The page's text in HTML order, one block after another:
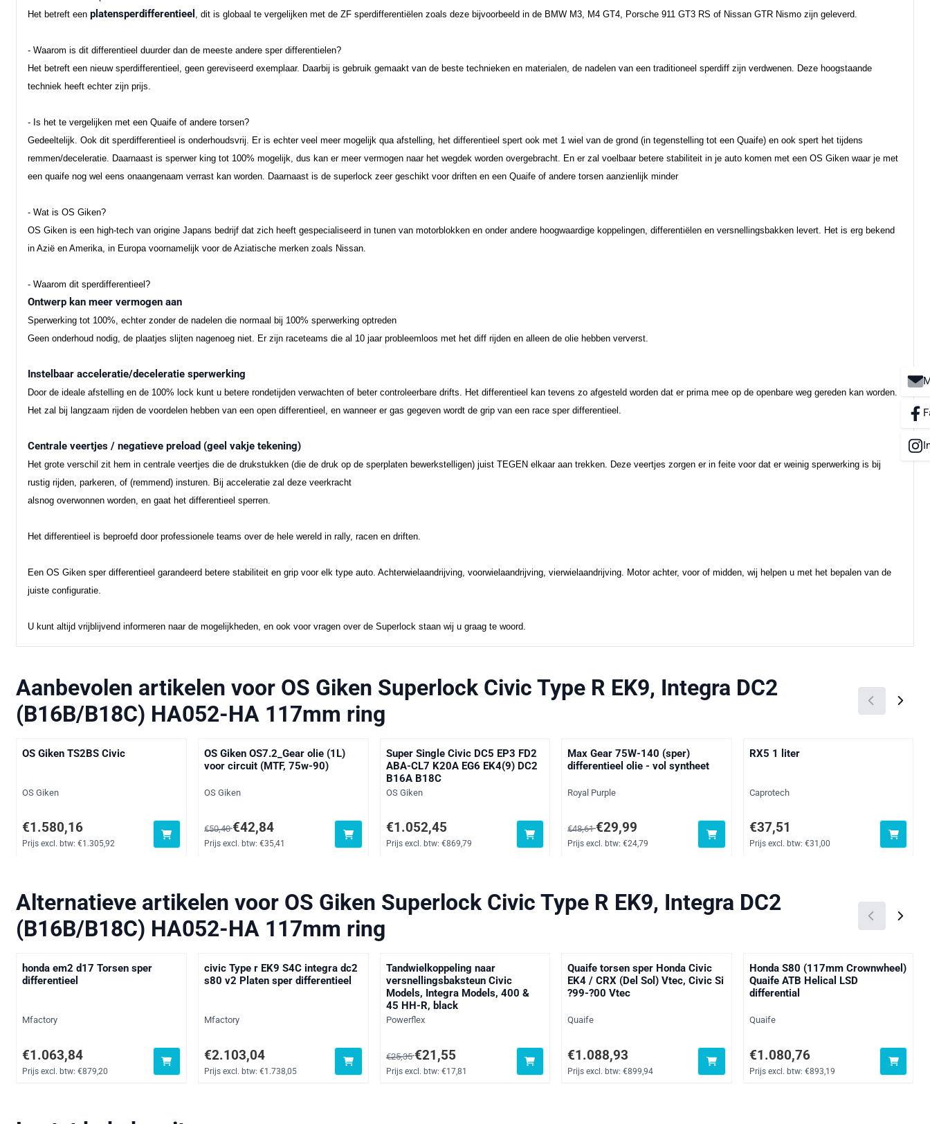
Het betreft een platensperdifferentieel , dit is globaal te vergelijken met de ZF sperdifferentiëlen zoals deze bijvoorbeeld in de BMW M3, M4 GT4, Porsche 911 GT3 RS of Nissan GTR Nismo zijn geleverd.
- Waarom is dit differentieel duurder dan de meeste andere sper differentielen?
Het betreft een nieuw sperdifferentieel, geen gereviseerd exemplaar. Daarbij is gebruik gemaakt van de beste technieken en materialen, de nadelen van een traditioneel sperdiff zijn verdwenen. Deze hoogstaande
techniek heeft echter zijn prijs.
- Is het te vergelijken met een Quaife of andere torsen?
Gedeeltelijk. Ook dit sperdifferentieel is onderhoudsvrij. Er is echter veel meer mogelijk qua afstelling, het differentieel spert ook met 1 wiel van de grond (in tegenstelling tot een Quaife) en ook spert het tijdens
remmen/deceleratie. Daarnaast is sperwer king tot 100% mogelijk, dus kan er meer vermogen naar het wegdek worden overgebracht. En er zal voelbaar betere stabiliteit in je auto komen met een OS Giken waar je met
een quaife nog wel eens onaangenaam verrast kan worden. Daarnaast is de superlock zeer geschikt voor driften en een Quaife of andere torsen aanzienlijk minder
- Wat is OS Giken?
OS Giken is een high-tech van origine Japans bedrijf dat zich heeft gespecialiseerd in tunen van motorblokken en onder andere hoogwaardige koppelingen, differentiëlen en versnellingsbakken levert. Het is erg bekend
in Azië en Amerika, in Europa voornamelijk voor de Aziatische merken zoals Nissan.
- Waarom dit sperdifferentieel?
Ontwerp kan meer vermogen aan
Sperwerking tot 100%, echter zonder de nadelen die normaal bij 100% sperwerking optreden
Geen onderhoud nodig, de plaatjes slijten nagenoeg niet. Er zijn raceteams die al 10 jaar probleemloos met het diff rijden en alleen de olie hebben ververst.
Instelbaar acceleratie/deceleratie sperwerking
Door de ideale afstelling en de 100% lock kunt u betere rondetijden verwachten of beter controleerbare drifts. Het differentieel kan tevens zo afgesteld worden dat er prima mee op de openbare weg gereden kan worden.
Het zal bij langzaam rijden de voordelen hebben van een open differentieel, en wanneer er gas gegeven wordt de grip van een race sper differentieel.
Centrale veertjes / negatieve preload (geel vakje tekening)
Het grote verschil zit hem in centrale veertjes die de drukstukken (die de druk op de sperplaten bewerkstelligen) juist TEGEN elkaar aan trekken. Deze veertjes zorgen er in feite voor dat er weinig sperwerking is bij
rustig rijden, parkeren, of (remmend) insturen. Bij acceleratie zal deze veerkracht
alsnog overwonnen worden, en gaat het differentieel sperren.
Het differentieel is beproefd door professionele teams over de hele wereld in rally, racen en driften.
Een OS Giken sper differentieel garandeerd betere stabiliteit en grip voor elk type auto. Achterwielaandrijving, voorwielaandrijving, vierwielaandrijving. Motor achter, voor of midden, wij helpen u met het bepalen van de
juiste configuratie.
U kunt altijd vrijblijvend informeren naar de mogelijkheden, en ook voor vragen over de Superlock staan wij u graag te woord.
Aanbevolen artikelen voor OS Giken Superlock Civic Type R EK9, Integra DC2
(B16B/B18C) HA052-HA 117mm ring
OS Giken TS2BS Civic
Merk:
OS Giken
Prijs: 1 580,16, exclusief btw: 1 305,92
€1.580,16
Prijs excl. btw: €1.305,92
OS Giken OS7.2_Gear olie (1L)
voor circuit (MTF, 75w-90)
Merk:
OS Giken
Van 50,40 voor 42,84, exclusief btw: 35,41
€50,40€42,84
Prijs excl. btw: €35,41
Super Single Civic DC5 EP3 FD2
ABA-CL7 K20A EG6 EK4(9) DC2
B16A B18C
Merk:
OS Giken
Prijs: 1 052,45, exclusief btw: 869,79
€1.052,45
Prijs excl. btw: €869,79
Max Gear 75W-140 (sper)
differentieel olie - vol syntheet
Merk:
Royal Purple
Van 48,61 voor 29,99, exclusief btw: 24,79
€48,61€29,99
Prijs excl. btw: €24,79
RX5 1 liter
Merk:
Caprotech
Prijs: 37,51, exclusief btw: 31,00
€37,51
Prijs excl. btw: €31,00
Alternatieve artikelen voor OS Giken Superlock Civic Type R EK9, Integra DC2
(B16B/B18C) HA052-HA 117mm ring
honda em2 d17 Torsen sper
differentieel
Merk:
Mfactory
Prijs: 1 063,84, exclusief btw: 879,20
€1.063,84
Prijs excl. btw: €879,20
civic Type r EK9 S4C integra dc2
s80 v2 Platen sper differentieel
Merk:
Mfactory
Prijs: 2 103,04, exclusief btw: 1 738,05
€2.103,04
Prijs excl. btw: €1.738,05
Tandwielkoppeling naar
versnellingsbaksteun Civic
Models, Integra Models, 400 &
45 HH-R, black
Merk:
Powerflex
Van 25,35 voor 21,55, exclusief btw: 17,81
€25,35€21,55
Prijs excl. btw: €17,81
Quaife torsen sper Honda Civic
EK4 / CRX (Del Sol) Vtec, Civic Si
?99-?00 Vtec
Merk:
Quaife
Prijs: 1 088,93, exclusief btw: 899,94
€1.088,93
Prijs excl. btw: €899,94
Honda S80 (117mm Crownwheel)
Quaife ATB Helical LSD
differential
Merk:
Quaife
Prijs: 1 080,76, exclusief btw: 893,19
€1.080,76
Prijs excl. btw: €893,19